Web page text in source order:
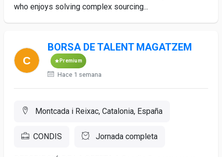
who enjoys solving complex sourcing...
BORSA DE TALENT MAGATZEM
Premium
Hace 1 semana
Montcada i Reixac, Catalonia, España
CONDIS Jornada completa